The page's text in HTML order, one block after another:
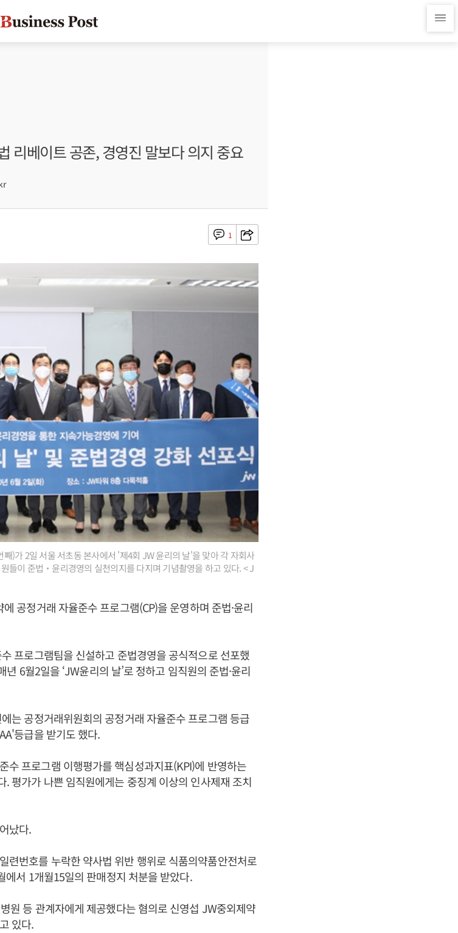
리베이트 공존, 경영진 말보다 의지 중요
1
)가 2일 서울 서초동 본사에서 '제4회 JW 윤리의 날'을 맞아 각 자회사
들이 준법‧윤리경영의 실천의지를 다지며 기념촬영을 하고 있다. < J
공정거래 자율준수 프로그램(CP)을 운영하며 준법·윤리
프로그램팀을 신설하고 준법경영을 공식적으로 선포했
6월2일을 ‘JW윤리의 날’로 정하고 임직원의 준법·윤리
는 공정거래위원회의 공정거래 자율준수 프로그램 등급
등급을 받기도 했다.
수 프로그램 이행평가를 핵심성과지표(KPI)에 반영하는
평가가 나쁜 임직원에게는 중징계 이상의 인사제재 조치
났다.
련번호를 누락한 약사법 위반 행위로 식품의약품안전처로
서 1개월15일의 판매정지 처분을 받았다.
원 등 관계자에게 제공했다는 혐의로 신영섭 JW중외제약
있다.